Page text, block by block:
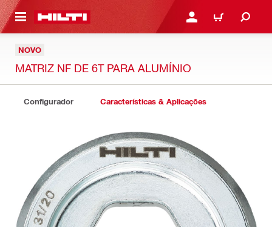
CONTENT ENTRAR OU REGISTAR
CARRINHO
NOVO
MATRIZ NF DE 6T PARA ALUMÍNIO
Configurador Características & Aplicações